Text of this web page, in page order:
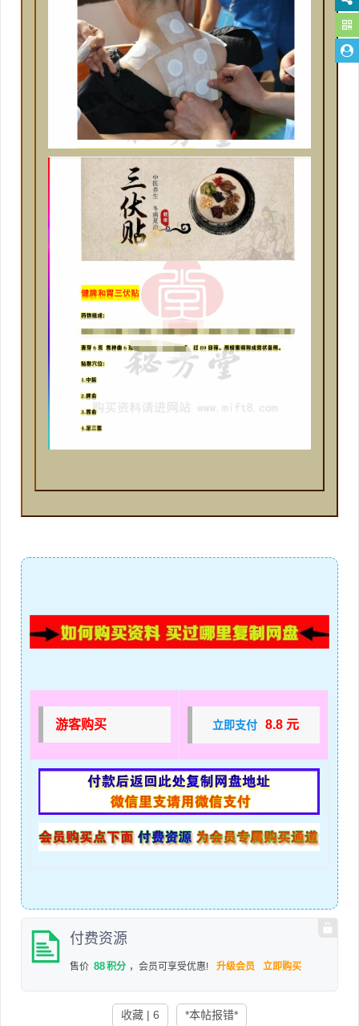
游客购买 立即支付 8.8 元
付费资源
售价 88积分 ，会员可享受优惠! 升级会员 立即购买
收藏 | 6 *本帖报错*